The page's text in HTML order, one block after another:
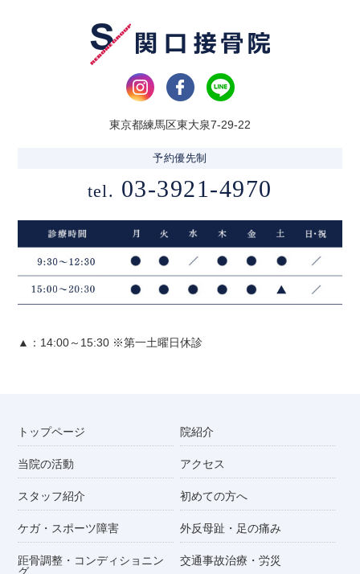
東京都練馬区東大泉7-29-22
tel. 03-3921-4970
予約優先制
▲：14:00～15:30 ※第一土曜日休診
トップページ 院紹介
当院の活動 アクセス
スタッフ紹介 初めての方へ
ケガ・スポーツ障害 外反母趾・足の痛み
距骨調整・コンディショニン
交通事故治療・労災